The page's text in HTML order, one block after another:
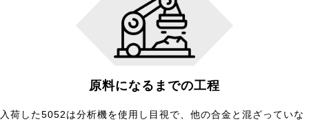
原料になるまでの工程
入荷した5052は分析機を使用し目視で、他の合金と混ざっていな